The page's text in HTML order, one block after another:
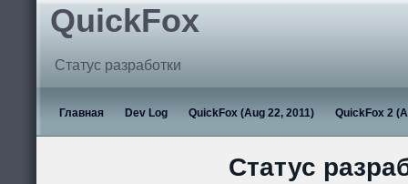
QuickFox
Статус разработки
Главная Dev Log QuickFox (Aug 22, 2011) QuickFox 2
Статус